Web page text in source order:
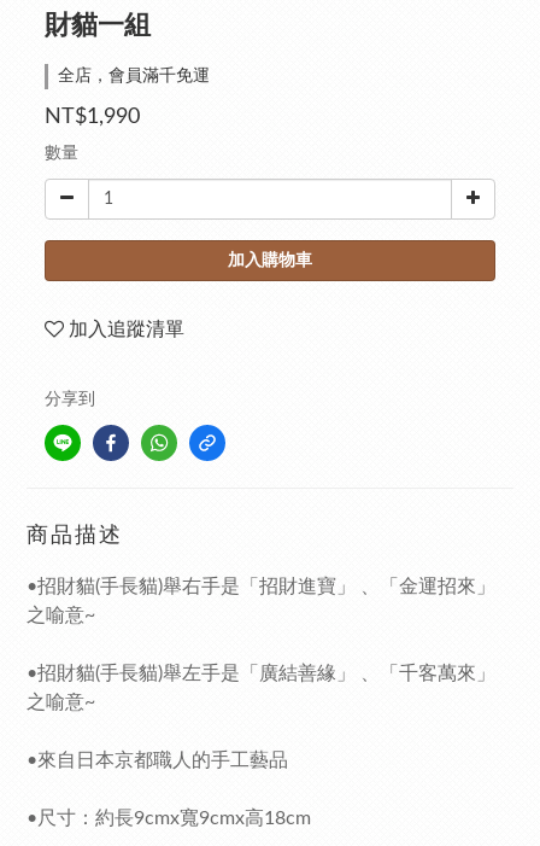
財貓一組
全店，會員滿千免運
NT$1,990
數量
加入購物車
加入追蹤清單
分享到
商品描述
•招財貓(手長貓)舉右手是「招財進寶」 、「金運招來」
之喻意~
•招財貓(手長貓)舉左手是「廣結善緣」 、「千客萬來」
之喻意~
•來自日本京都職人的手工藝品
•尺寸：約長9cmx寬9cmx高18cm